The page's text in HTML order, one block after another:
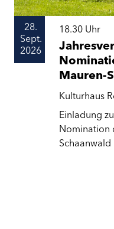
28.
Sept.
2026
18.30 Uhr
Mauren-
Kulturhaus
Einladung
Nomination
Schaanwald